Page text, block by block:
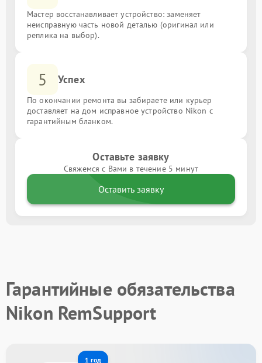
Мастер восстанавливает устройство: заменяет
неисправную часть новой деталью (оригинал или
реплика на выбор).
5 Успех
По окончании ремонта вы забираете или курьер
доставляет на дом исправное устройство Nikon с
гарантийным бланком.
Оставьте заявку
Свяжемся с Вами в течение 5 минут
Оставить заявку
Гарантийные обязательства
Nikon RemSupport
1 год